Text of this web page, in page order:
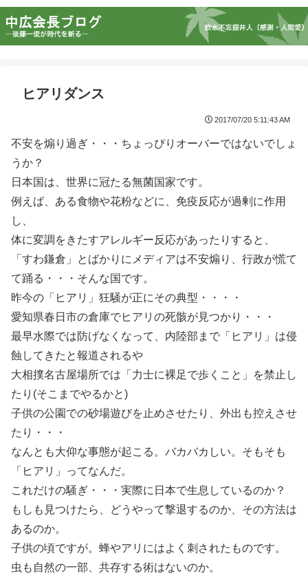
ヒアリダンス
2017/07/20 5:11:43 AM
不安を煽り過ぎ・・・ちょっぴりオーバーではないでしょ
うか？
日本国は、世界に冠たる無菌国家です。
例えば、ある食物や花粉などに、免疫反応が過剰に作用
し、
体に変調をきたすアレルギー反応があったりすると、
「すわ鎌倉」とばかりにメディアは不安煽り、行政が慌て
て踊る・・・そんな国です。
昨今の「ヒアリ」狂騒が正にその典型・・・・
愛知県春日市の倉庫でヒアリの死骸が見つかり・・・
最早水際では防げなくなって、内陸部まで「ヒアリ」は侵
蝕してきたと報道されるや
大相撲名古屋場所では「力士に裸足で歩くこと」を禁止し
たり(そこまでやるかと)
子供の公園での砂場遊びを止めさせたり、外出も控えさせ
たり・・・
なんとも大仰な事態が起こる。バカバカしい。そもそも
「ヒアリ」ってなんだ。
これだけの騒ぎ・・・実際に日本で生息しているのか？
もしも見つけたら、どうやって撃退するのか、その方法は
あるのか。
子供の頃ですが。蜂やアリにはよく刺されたものです。
虫も自然の一部、共存する術はないのか。